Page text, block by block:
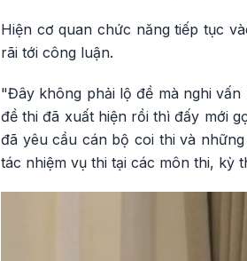
Hiện cơ quan chức năng tiếp tục
rãi tới công luận.
"Đây không phải lộ đề mà nghi
đề thi đã xuất hiện rồi thì đấy mới
đã yêu cầu cán bộ coi thi và
tác nhiệm vụ thi tại các môn thi, kỳ